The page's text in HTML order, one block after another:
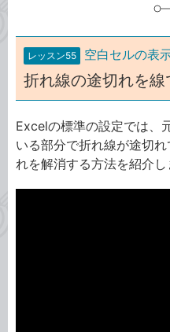
レッスン55 空白セルの表
折れ線の途切れを線
Excelの標準の設定では、
いる部分で折れ線が途切
れを解消する方法を紹介し